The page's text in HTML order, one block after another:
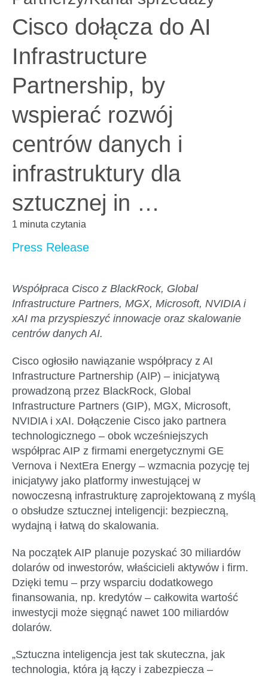
Cisco dołącza do AI
Infrastructure
Partnership, by
wspierać rozwój
centrów danych i
infrastruktury dla
sztucznej in …
1 minuta czytania
Press Release
Współpraca Cisco z BlackRock, Global
Infrastructure Partners, MGX, Microsoft, NVIDIA i
xAI ma przyspieszyć innowacje oraz skalowanie
centrów danych AI.
Cisco ogłosiło nawiązanie współpracy z AI
Infrastructure Partnership (AIP) – inicjatywą
prowadzoną przez BlackRock, Global
Infrastructure Partners (GIP), MGX, Microsoft,
NVIDIA i xAI. Dołączenie Cisco jako partnera
technologicznego – obok wcześniejszych
współprac AIP z firmami energetycznymi GE
Vernova i NextEra Energy – wzmacnia pozycję tej
inicjatywy jako platformy inwestującej w
nowoczesną infrastrukturę zaprojektowaną z myślą
o obsłudze sztucznej inteligencji: bezpieczną,
wydajną i łatwą do skalowania.
Na początek AIP planuje pozyskać 30 miliardów
dolarów od inwestorów, właścicieli aktywów i firm.
Dzięki temu – przy wsparciu dodatkowego
finansowania, np. kredytów – całkowita wartość
inwestycji może sięgnąć nawet 100 miliardów
dolarów.
„Sztuczna inteligencja jest tak skuteczna, jak
technologia, która ją łączy i zabezpiecza –